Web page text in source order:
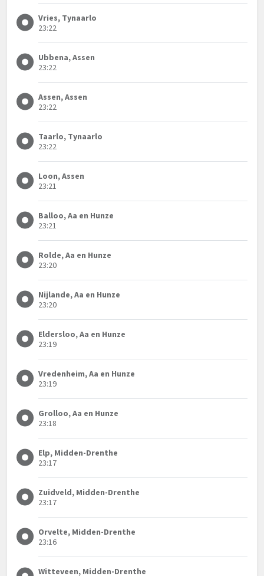
Vries, Tynaarlo
23:22
Ubbena, Assen
23:22
Assen, Assen
23:22
Taarlo, Tynaarlo
23:22
Loon, Assen
23:21
Balloo, Aa en Hunze
23:21
Rolde, Aa en Hunze
23:20
Nijlande, Aa en Hunze
23:20
Eldersloo, Aa en Hunze
23:19
Vredenheim, Aa en Hunze
23:19
Grolloo, Aa en Hunze
23:18
Elp, Midden-Drenthe
23:17
Zuidveld, Midden-Drenthe
23:17
Orvelte, Midden-Drenthe
23:16
Witteveen, Midden-Drenthe